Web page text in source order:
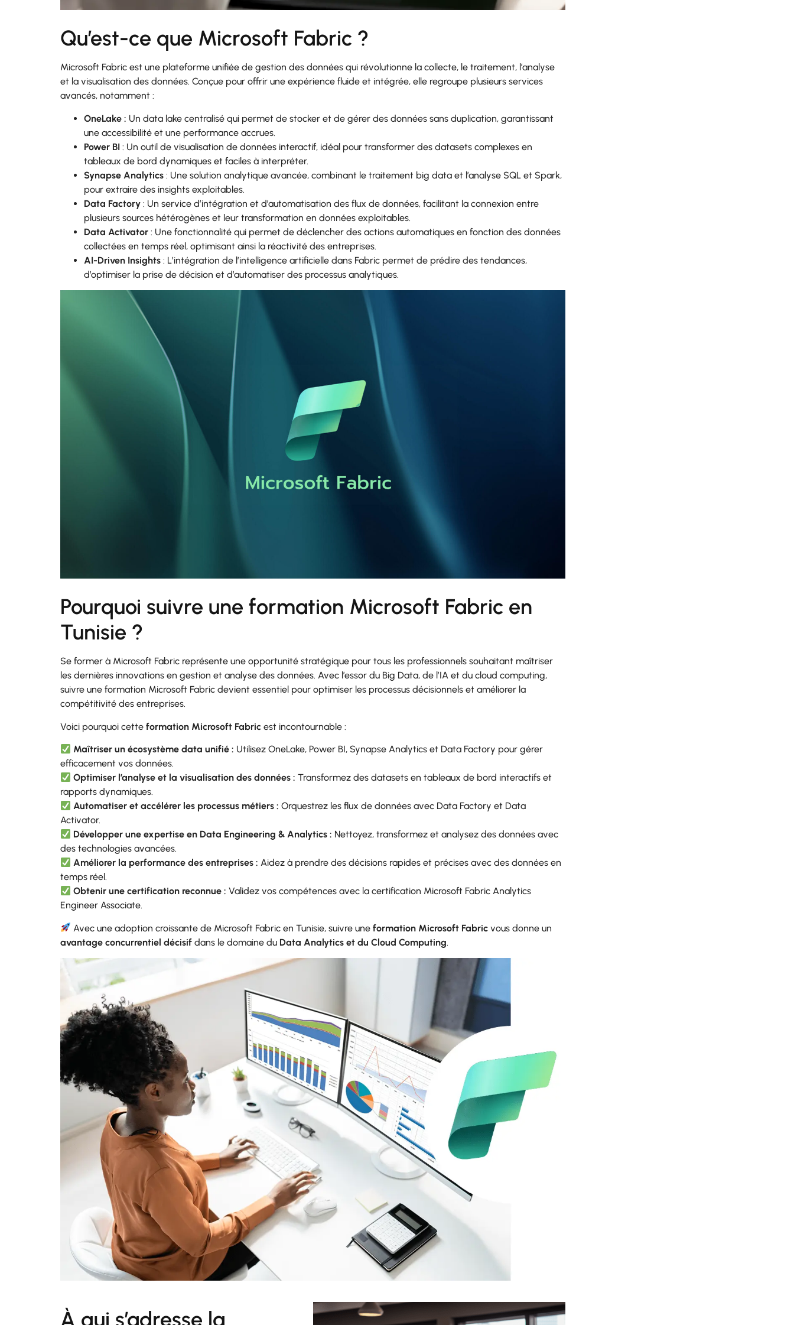
Qu’est-ce que Microsoft Fabric ?
Microsoft Fabric est une plateforme unifiée de gestion des données qui révolutionne la collecte, le traitement, l’analyse
et la visualisation des données. Conçue pour offrir une expérience fluide et intégrée, elle regroupe plusieurs services
avancés, notamment :
OneLake : Un data lake centralisé qui permet de stocker et de gérer des données sans duplication, garantissant
une accessibilité et une performance accrues.
Power BI : Un outil de visualisation de données interactif, idéal pour transformer des datasets complexes en
tableaux de bord dynamiques et faciles à interpréter.
Synapse Analytics : Une solution analytique avancée, combinant le traitement big data et l’analyse SQL et Spark,
pour extraire des insights exploitables.
Data Factory : Un service d’intégration et d’automatisation des flux de données, facilitant la connexion entre
plusieurs sources hétérogènes et leur transformation en données exploitables.
Data Activator : Une fonctionnalité qui permet de déclencher des actions automatiques en fonction des données
collectées en temps réel, optimisant ainsi la réactivité des entreprises.
AI-Driven Insights : L’intégration de l’intelligence artificielle dans Fabric permet de prédire des tendances,
d’optimiser la prise de décision et d’automatiser des processus analytiques.
Pourquoi suivre une formation Microsoft Fabric en
Tunisie ?
Se former à Microsoft Fabric représente une opportunité stratégique pour tous les professionnels souhaitant maîtriser
les dernières innovations en gestion et analyse des données. Avec l’essor du Big Data, de l’IA et du cloud computing,
suivre une formation Microsoft Fabric devient essentiel pour optimiser les processus décisionnels et améliorer la
compétitivité des entreprises.
Voici pourquoi cette formation Microsoft Fabric est incontournable :
Maîtriser un écosystème data unifié : Utilisez OneLake, Power BI, Synapse Analytics et Data Factory pour gérer
efficacement vos données.
Optimiser l’analyse et la visualisation des données : Transformez des datasets en tableaux de bord interactifs et
rapports dynamiques.
Automatiser et accélérer les processus métiers :Orquestrez les flux de données avec Data Factory et Data
Activator.
Développer une expertise en Data Engineering & Analytics : Nettoyez, transformez et analysez des données avec
des technologies avancées.
Améliorer la performance des entreprises :Aidez à prendre des décisions rapides et précises avec des données en
temps réel.
Obtenir une certification reconnue : Validez vos compétences avec la certification Microsoft Fabric Analytics
Engineer Associate.
Avec une adoption croissante de Microsoft Fabric en Tunisie, suivre uneformation Microsoft Fabric vous donne un
avantage concurrentiel décisif dans le domaine du Data Analytics et du Cloud Computing.
À qui s’adresse la